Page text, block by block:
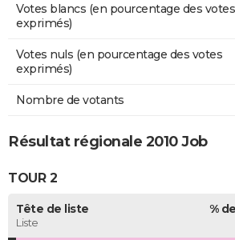
Votes blancs (en pourcentage des votes
exprimés)
Votes nuls (en pourcentage des votes
exprimés)
Nombre de votants
Résultat régionale 2010 Job
TOUR 2
Tête de liste
Liste
%